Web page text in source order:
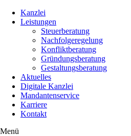
Kanzlei
Leistungen
Steuerberatung
Nachfolgeregelung
Konfliktberatung
Gründungsberatung
Gestaltungsberatung
Aktuelles
Digitale Kanzlei
Mandantenservice
Karriere
Kontakt
Menü